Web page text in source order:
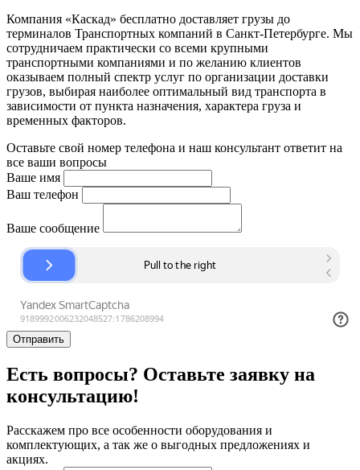
Компания «Каскад» бесплатно доставляет грузы до
терминалов Транспортных компаний в Санкт-Петербурге. Мы
сотрудничаем практически со всеми крупными
транспортными компаниями и по желанию клиентов
оказываем полный спектр услуг по организации доставки
грузов, выбирая наиболее оптимальный вид транспорта в
зависимости от пункта назначения, характера груза и
временных факторов.
Оставьте свой номер телефона и наш консультант ответит на
все ваши вопросы
Ваше имя
Ваш телефон
Ваше сообщение
Отправить
Есть вопросы? Оставьте заявку на
консультацию!
Расскажем про все особенности оборудования и
комплектующих, а так же о выгодных предложениях и
акциях.